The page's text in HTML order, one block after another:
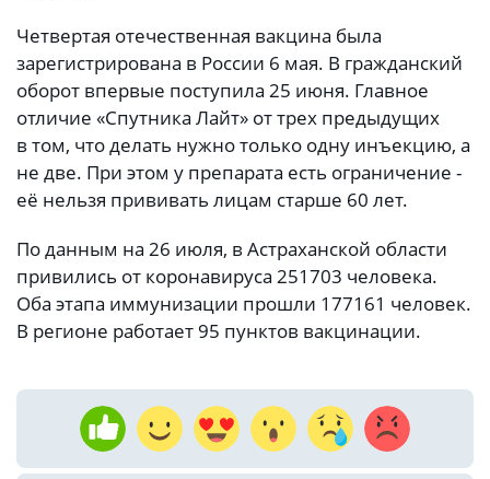
Четвертая отечественная вакцина была
зарегистрирована в России 6 мая. В гражданский
оборот впервые поступила 25 июня. Главное
отличие «Спутника Лайт» от трех предыдущих
в том, что делать нужно только одну инъекцию, а
не две. При этом у препарата есть ограничение -
её нельзя прививать лицам старше 60 лет.
По данным на 26 июля, в Астраханской области
привились от коронавируса 251703 человека.
Оба этапа иммунизации прошли 177161 человек.
В регионе работает 95 пунктов вакцинации.